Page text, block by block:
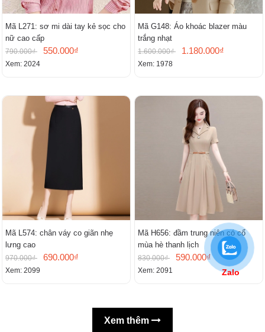
Mã L271: sơ mi dài tay kẻ sọc cho
nữ cao cấp
790.000₫ 550.000₫
Xem: 2024
Mã G148: Áo khoác blazer màu
trắng nhạt
1.600.000₫ 1.180.000₫
Xem: 1978
Mã L574: chân váy co giãn nhẹ
lưng cao
970.000₫ 690.000₫
Xem: 2099
Mã H656: đầm trung niên có cổ
mùa hè thanh lịch
830.000₫ 590.000₫
Xem: 2091
Xem thêm
Zalo